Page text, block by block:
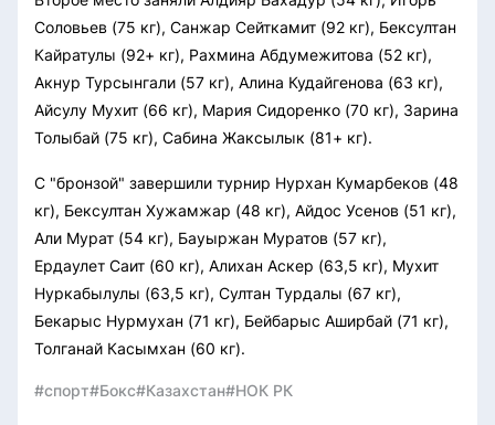
Соловьев (75 кг), Санжар Сейткамит (92 кг), Бексултан
Кайратулы (92+ кг), Рахмина Абдумежитова (52 кг),
Акнур Турсынгали (57 кг), Алина Кудайгенова (63 кг),
Айсулу Мухит (66 кг), Мария Сидоренко (70 кг), Зарина
Толыбай (75 кг), Сабина Жаксылык (81+ кг).
С "бронзой" завершили турнир Нурхан Кумарбеков (48
кг), Бексултан Хужамжар (48 кг), Айдос Усенов (51 кг),
Али Мурат (54 кг), Бауыржан Муратов (57 кг),
Ердаулет Саит (60 кг), Алихан Аскер (63,5 кг), Мухит
Нуркабылулы (63,5 кг), Султан Турдалы (67 кг),
Бекарыс Нурмухан (71 кг), Бейбарыс Аширбай (71 кг),
Толганай Касымхан (60 кг).
#спорт#Бокс#Казахстан#НОК РК